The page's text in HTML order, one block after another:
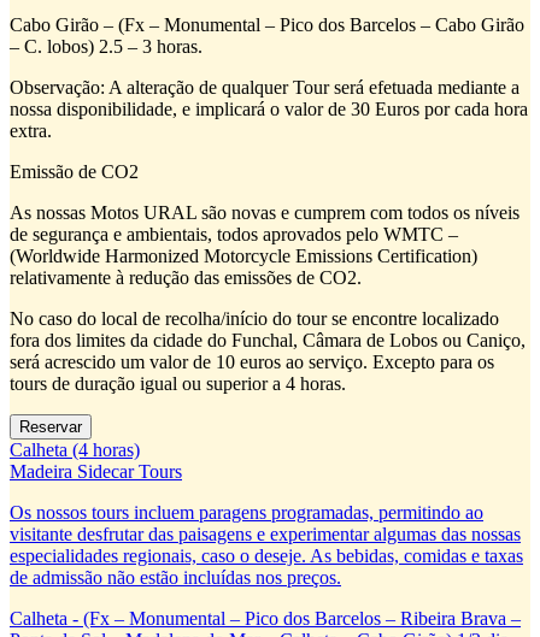
Cabo Girão – (Fx – Monumental – Pico dos Barcelos – Cabo Girão
– C. lobos) 2.5 – 3 horas.
Observação: A alteração de qualquer Tour será efetuada mediante a
nossa disponibilidade, e implicará o valor de 30 Euros por cada hora
extra.
Emissão de CO2
As nossas Motos URAL são novas e cumprem com todos os níveis
de segurança e ambientais, todos aprovados pelo WMTC –
(Worldwide Harmonized Motorcycle Emissions Certification)
relativamente à redução das emissões de CO2.
No caso do local de recolha/início do tour se encontre localizado
fora dos limites da cidade do Funchal, Câmara de Lobos ou Caniço,
será acrescido um valor de 10 euros ao serviço. Excepto para os
tours de duração igual ou superior a 4 horas.
Calheta (4 horas)
Madeira Sidecar Tours
Os nossos tours incluem paragens programadas, permitindo ao
visitante desfrutar das paisagens e experimentar algumas das nossas
especialidades regionais, caso o deseje. As bebidas, comidas e taxas
de admissão não estão incluídas nos preços.
Calheta - (Fx – Monumental – Pico dos Barcelos – Ribeira Brava –